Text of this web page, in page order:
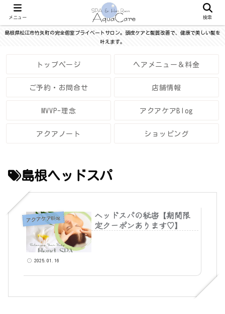
島根県松江市竹矢町の完全個室プライベートサロン。頭皮ケアと髪質改善で、健康で美しい髪を
叶えます。
トップページ ヘアメニュー＆料金
ご予約・お問合せ 店舗情報
MVVP-理念 アクアケアBlog
アクアノート ショッピング
島根ヘッドスパ
アクアケアBlog
ヘッドスパの秘密【期間限
定クーポンあります♡】
2025.01.16
メニュー 検索